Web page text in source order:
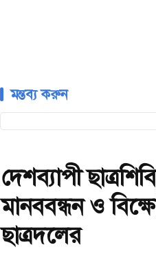
মন্তব্য করুন
দেশব্যাপী
মানববন্ধন ও
ছাত্রদলের